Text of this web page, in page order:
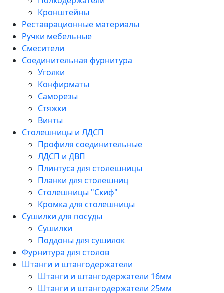
Кронштейны
Реставрационные материалы
Ручки мебельные
Смесители
Соединительная фурнитура
Уголки
Конфирматы
Саморезы
Стяжки
Винты
Столешницы и ЛДСП
Профиля соединительные
ЛДСП и ДВП
Плинтуса для столешницы
Планки для столешниц
Столешницы "Скиф"
Кромка для столешницы
Сушилки для посуды
Сушилки
Поддоны для сушилок
Фурнитура для столов
Штанги и штангодержатели
Штанги и штангодержатели 16мм
Штанги и штангодержатели 25мм